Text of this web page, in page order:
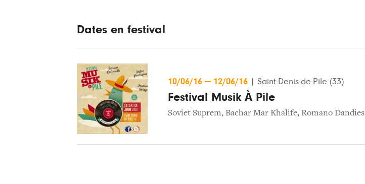
Dates en festival
10/06/16 — 12/06/16 Saint-Denis-de-Pile (33)
Festival Musik À Pile
Soviet Suprem, Bachar Mar Khalife, Romano Dandies